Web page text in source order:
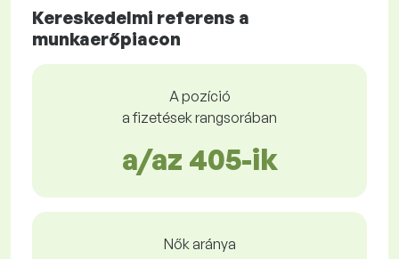
Kereskedelmi referens a
munkaerőpiacon
A pozíció
a fizetések rangsorában
a/az 405-ik
Nők aránya